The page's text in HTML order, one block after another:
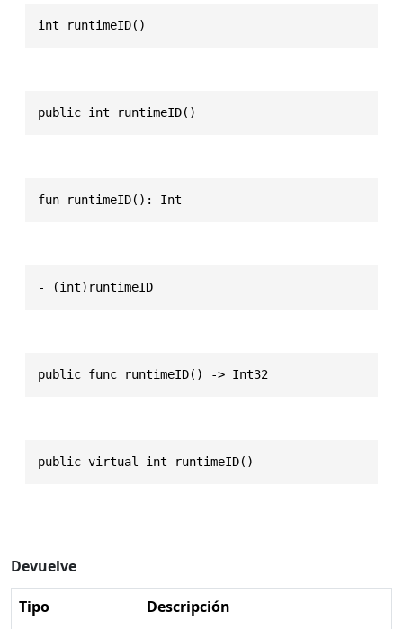
int runtimeID()
public int runtimeID()
fun runtimeID(): Int
- (int)runtimeID
public func runtimeID() -> Int32
public virtual int runtimeID()
Devuelve
Tipo
Descripción